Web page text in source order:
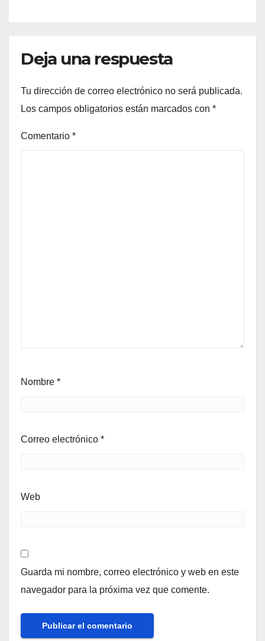
Deja una respuesta
Tu dirección de correo electrónico no será publicada.
Los campos obligatorios están marcados con *
Comentario *
Nombre *
Correo electrónico *
Web
Guarda mi nombre, correo electrónico y web en este
navegador para la próxima vez que comente.